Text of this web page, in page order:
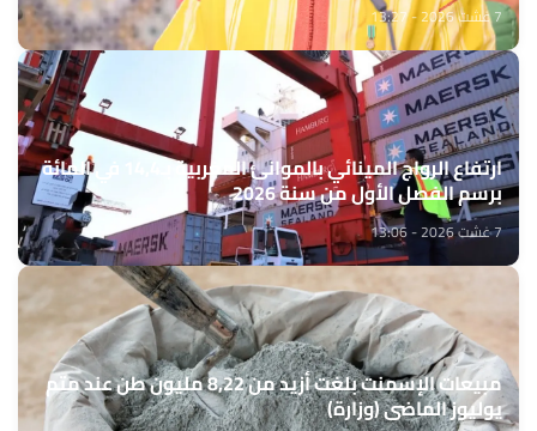
7 غشت 2026 - 13:27
ارتفاع الرواج المينائي بالموانئ المغربية بـ14,4 في المائة
برسم الفصل الأول من سنة 2026
7 غشت 2026 - 13:06
مبيعات الإسمنت بلغت أزيد من 8,22 مليون طن عند متم
يوليوز الماضي (وزارة)